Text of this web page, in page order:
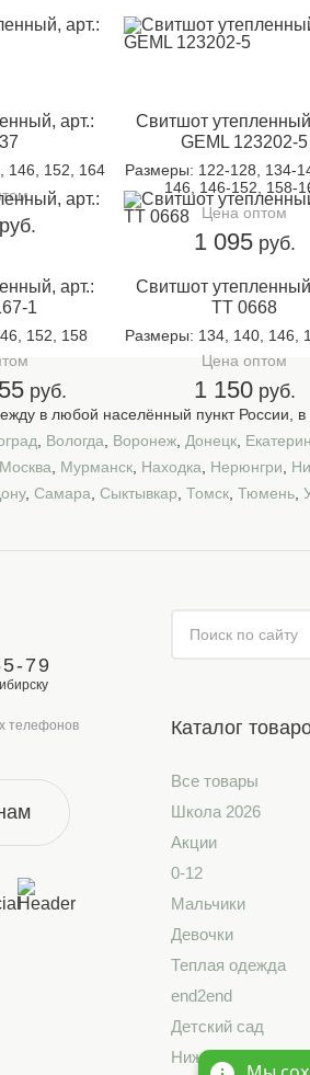
арт.:
146, 152, 164
руб.
Свитшот
GEML 123202-5
Размеры: 122-128, 134-
146, 146-152, 158-
Цена оптом
1 095руб.
арт.:
1
152, 158
руб.
Свитшот
TT 0668
Размеры: 134, 140, 146,
Цена оптом
1 150руб.
в любой населённый пункт России, в
Вологда Воронеж Донецк
Москва Мурманск Находка Нерюнгри
, Самара Сыктывкар Томск Тюмень
79
телефонов
Каталог
Все товары
Школа 2026
Акции
0-12
Мальчики
Девочки
Теплая одежда
end2end
Детский сад
Нижнее белье